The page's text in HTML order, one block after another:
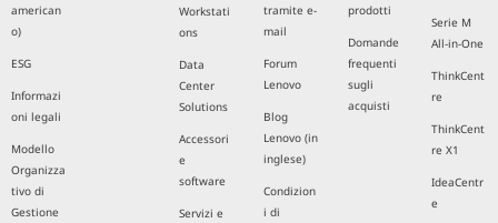
american
o)
ESG
Informazi
oni legali
Modello
Organizza
tivo di
Gestione
Workstati
ons
Data
Center
Solutions
Accessori
e
software
Servizi e
tramite e-
mail
Forum
Lenovo
Blog
Lenovo (in
inglese)
Condizion
i di
prodotti
Domande
frequenti
sugli
acquisti
Serie M
All-in-One
ThinkCent
re
ThinkCent
re X1
IdeaCentr
e